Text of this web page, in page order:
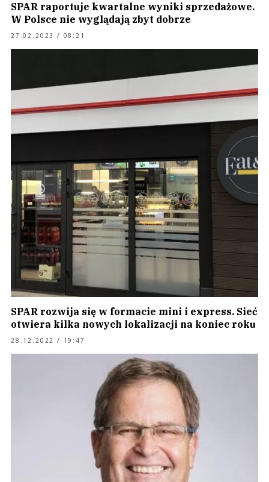
SPAR raportuje kwartalne wyniki sprzedażowe.
W Polsce nie wyglądają zbyt dobrze
27.02.2023 / 08:21
SPAR rozwija się w formacie mini i express. Sieć
otwiera kilka nowych lokalizacji na koniec roku
28.12.2022 / 19:47